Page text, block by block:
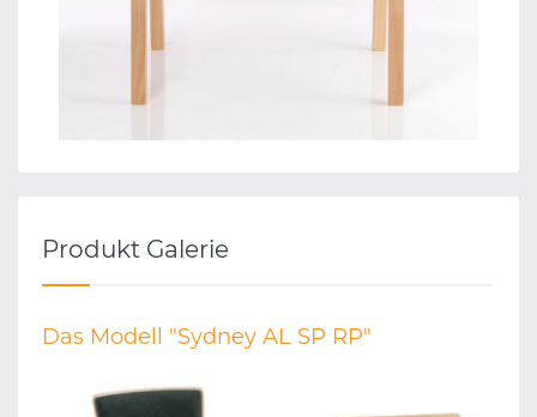
Produkt Galerie
Das Modell "Sydney AL SP RP"